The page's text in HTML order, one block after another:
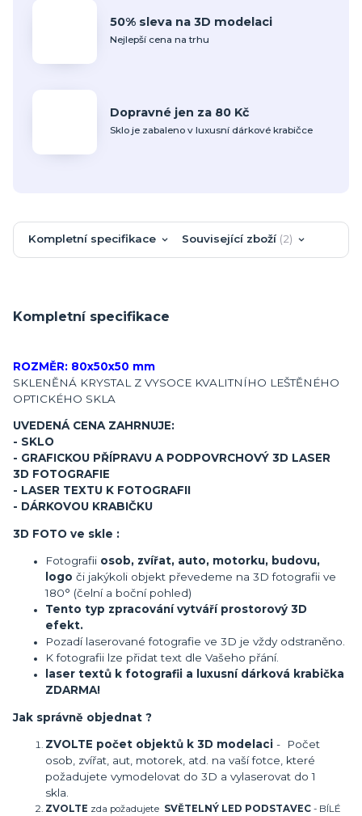
50% sleva na 3D modelaci
Nejlepší cena na trhu
Dopravné jen za 80 Kč
Sklo je zabaleno v luxusní dárkové krabičce
Kompletní specifikace Související zboží 2
Kompletní specifikace
ROZMĚR: 80x50x50 mm
SKLENĚNÁ KRYSTAL Z VYSOCE KVALITNÍHO LEŠTĚNÉHO
OPTICKÉHO SKLA
UVEDENÁ CENA ZAHRNUJE:
- SKLO
- GRAFICKOU PŘÍPRAVU A PODPOVRCHOVÝ 3D LASER
3D FOTOGRAFIE
- LASER TEXTU K FOTOGRAFII
- DÁRKOVOU KRABIČKU
3D FOTO ve skle :
Fotografii osob, zvířat, auto, motorku, budovu,
logo či jakýkoli objekt převedeme na 3D fotografii ve
180° (čelní a boční pohled)
Tento typ zpracování vytváří prostorový 3D
efekt.
Pozadí laserované fotografie ve 3D je vždy odstraněno.
K fotografii lze přidat text dle Vašeho přání.
laser textů k fotografii a luxusní dárková krabička
ZDARMA!
Jak správně objednat ?
ZVOLTE počet objektů k 3D modelaci - Počet
osob, zvířat, aut, motorek, atd. na vaší fotce, které
požadujete vymodelovat do 3D a vylaserovat do 1
skla.
ZVOLTE zda požadujete SVĚTELNÝ LED PODSTAVEC - BÍLÉ